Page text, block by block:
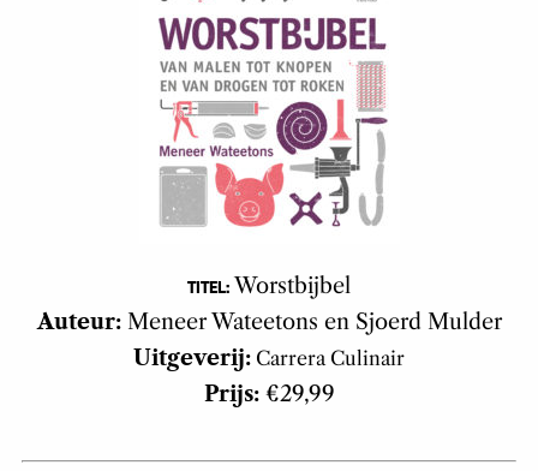
TITEL: Worstbijbel
Auteur: Meneer Wateetons en Sjoerd Mulder
Uitgeverij: Carrera Culinair
Prijs: €29,99